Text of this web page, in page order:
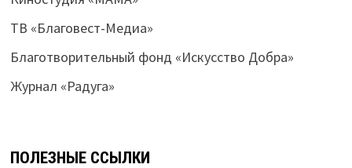
ТВ «Благовест-Медиа»
Благотворительный фонд «Искусство Добра»
Журнал «Радуга»
ПОЛЕЗНЫЕ ССЫЛКИ